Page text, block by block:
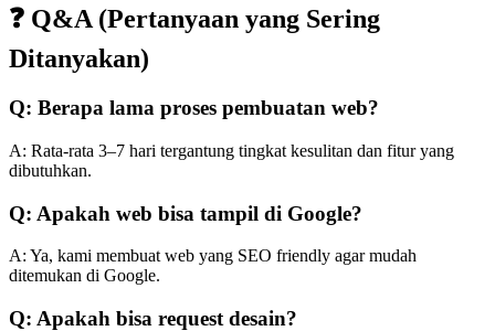
❓ Q&A (Pertanyaan yang Sering
Ditanyakan)
Q: Berapa lama proses pembuatan web?
A: Rata-rata 3–7 hari tergantung tingkat kesulitan dan fitur yang
dibutuhkan.
Q: Apakah web bisa tampil di Google?
A: Ya, kami membuat web yang SEO friendly agar mudah
ditemukan di Google.
Q: Apakah bisa request desain?